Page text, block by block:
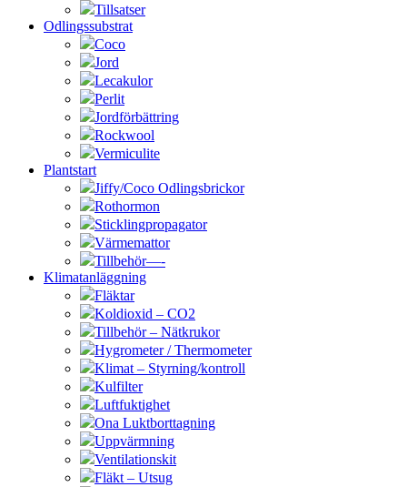
Tillsatser
Odlingssubstrat
Coco
Jord
Lecakulor
Perlit
Jordförbättring
Rockwool
Vermiculite
Plantstart
Jiffy/Coco Odlingsbrickor
Rothormon
Sticklingpropagator
Värmemattor
Tillbehör—-
Klimatanläggning
Fläktar
Koldioxid – CO2
Tillbehör – Nätkrukor
Hygrometer / Thermometer
Klimat – Styrning/kontroll
Kulfilter
Luftfuktighet
Ona Luktborttagning
Uppvärmning
Ventilationskit
Fläkt – Utsug